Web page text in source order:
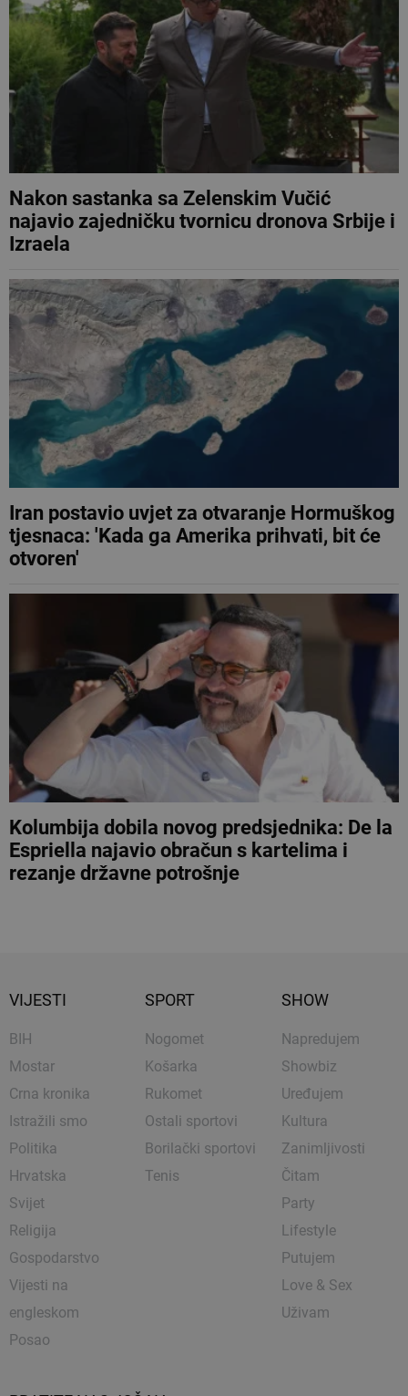
Nakon sastanka sa Zelenskim Vučić
najavio zajedničku tvornicu dronova Srbije i
Izraela
Iran postavio uvjet za otvaranje Hormuškog
tjesnaca: 'Kada ga Amerika prihvati, bit će
otvoren'
Kolumbija dobila novog predsjednika: De la
Espriella najavio obračun s kartelima i
rezanje državne potrošnje
VIJESTI
BIH
Mostar
Crna kronika
Istražili smo
Politika
Hrvatska
Svijet
Religija
Gospodarstvo
Vijesti na
engleskom
Posao
SPORT
Nogomet
Košarka
Rukomet
Ostali sportovi
Borilački sportovi
Tenis
SHOW
Napredujem
Showbiz
Uređujem
Kultura
Zanimljivosti
Čitam
Party
Lifestyle
Putujem
Love & Sex
Uživam